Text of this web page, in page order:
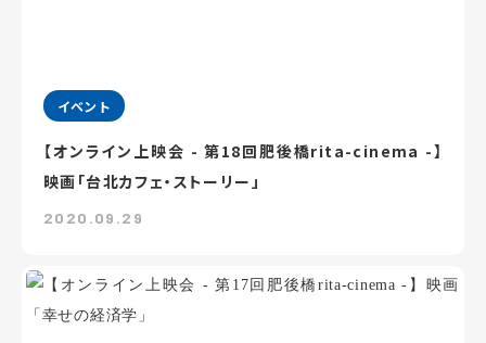
イベント
【オンライン上映会 - 第18回肥後橋rita-cinema -】
映画「台北カフェ・ストーリー」
2020.09.29